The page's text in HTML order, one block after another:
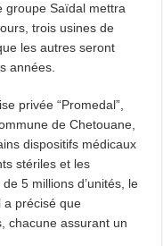
groupe Saïdal mettra
trois usines de
les autres seront
années.
privée “Promedal”,
de Chetouane,
dispositifs médicaux
stériles et les
5 millions d’unités, le
a précisé que
chacune assurant un